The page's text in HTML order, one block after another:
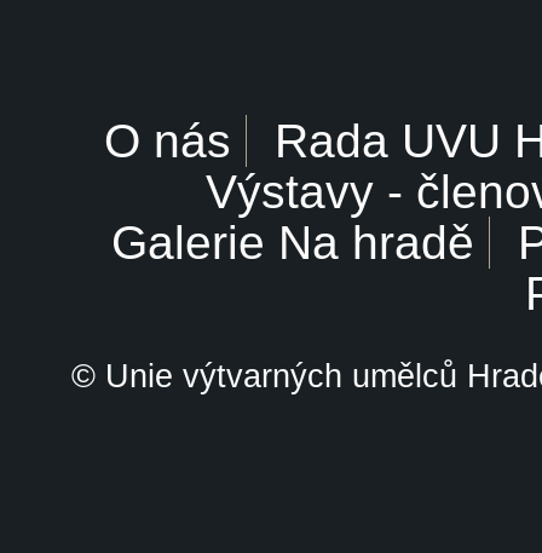
O nás
Rada UVU
Výstavy -
Galerie Na hradě
© Unie výtvarných umělců